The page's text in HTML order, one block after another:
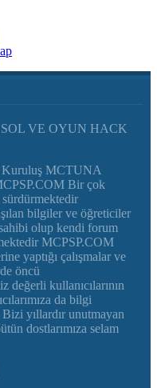
VE OYUN HACK
Kuruluş MCTUNA
Bir çok
sürdürmektedir
bilgiler ve öğreticiler
olup kendi forum
MCPSP.COM
yaptığı çalışmalar ve
öncü
kullanıcılarının
da bilgi
yıllardır unutmayan
dostlarımıza selam